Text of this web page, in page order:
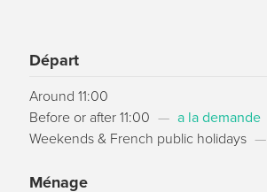
Départ
Around 11:00
Before or after 11:00 — a la demande
Weekends & French public holidays —
Ménage